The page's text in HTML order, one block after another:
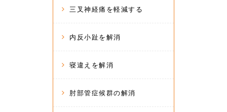
三叉神経痛を軽減する
内反小趾を解消
寝違えを解消
肘部管症候群の解消